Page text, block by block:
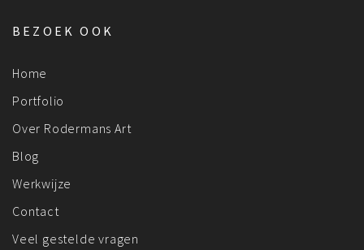
BEZOEK OOK
Home
Portfolio
Over Rodermans Art
Blog
Werkwijze
Contact
Veel gestelde vragen